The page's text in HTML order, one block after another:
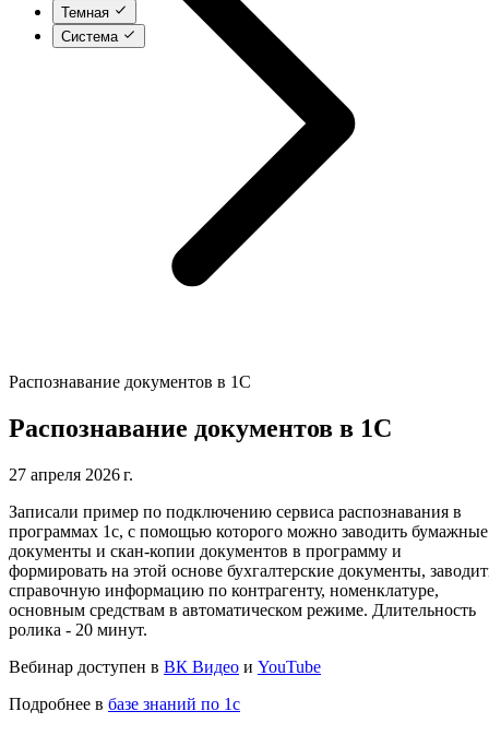
Темная
Система
Распознавание документов в 1С
Распознавание документов в 1С
27 апреля 2026 г.
Записали пример по подключению сервиса распознавания в
программах 1с, с помощью которого можно заводить бумажные
документы и скан-копии документов в программу и
формировать на этой основе бухгалтерские документы,
справочную информацию по контрагенту, номенклатуре,
основным средствам в автоматическом режиме. Длительность
ролика - 20 минут.
Вебинар доступен в ВК Видео и YouTube
Подробнее в базе знаний по 1с